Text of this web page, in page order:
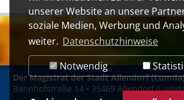
unserer Website an unsere
soziale Medien, Werbung und
weiter. Datenschutzhinweise
Notwendig
Der Magistrat der Stadt Allendorf
Bahnhofstraße 14 • 35469 Allendorf